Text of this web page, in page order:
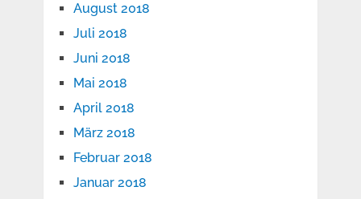
August 2018
Juli 2018
Juni 2018
Mai 2018
April 2018
März 2018
Februar 2018
Januar 2018